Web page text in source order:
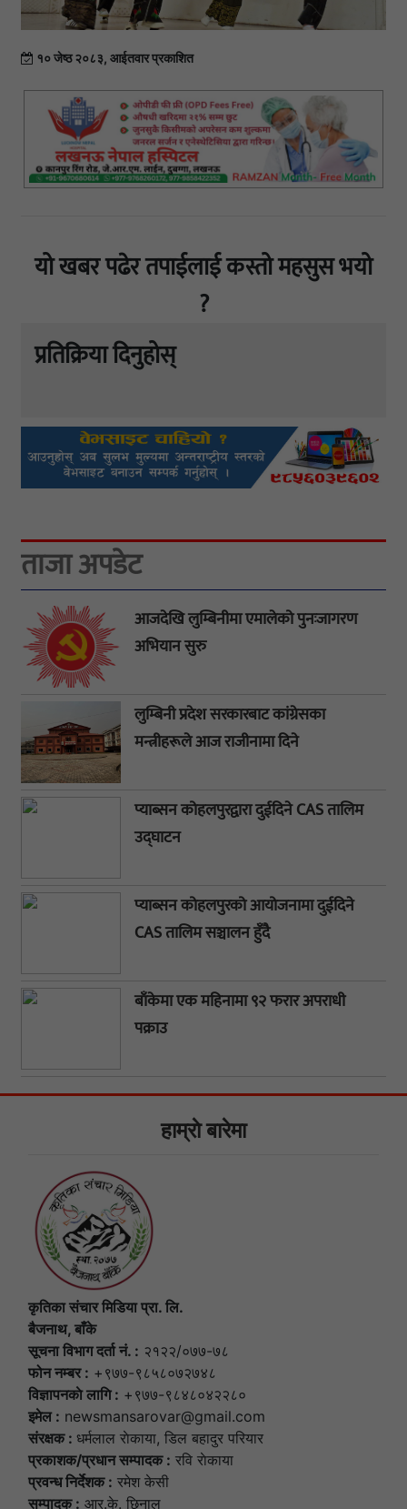
१० जेष्ठ २०८३, आईतवार प्रकाशित
यो खबर पढेर तपाईलाई कस्तो महसुस भयो
?
प्रतिक्रिया दिनुहोस्
ताजा अपडेट
आजदेखि लुम्बिनीमा एमालेको पुनःजागरण
अभियान सुरु
लुम्बिनी प्रदेश सरकारबाट कांग्रेसका
मन्त्रीहरूले आज राजीनामा दिने
प्याब्सन कोहलपुरद्वारा दुईदिने CAS तालिम
उद्घाटन
प्याब्सन कोहलपुरको आयोजनामा दुईदिने
CAS तालिम सञ्चालन हुँदै
बाँकेमा एक महिनामा ९२ फरार अपराधी
पक्राउ
हाम्राे बारेमा
कृतिका संचार मिडिया प्रा. लि.
बैजनाथ, बाँके
सूचना विभाग दर्ता नं. : २१२२/०७७-७८
फोन नम्बर : +९७७-९८५८०७२७४८
विज्ञापनकाे लागि : +९७७-९८४८०४२२८०
इमेल : newsmansarovar@gmail.com
संरक्षक : धर्मलाल राेकाया, डिल बहादुर परियार
प्रकाशक/प्रधान सम्पादक : रवि राेकाया
प्रवन्ध निर्देशक : रमेश केसी
सम्पादक : आर.के. छिनाल